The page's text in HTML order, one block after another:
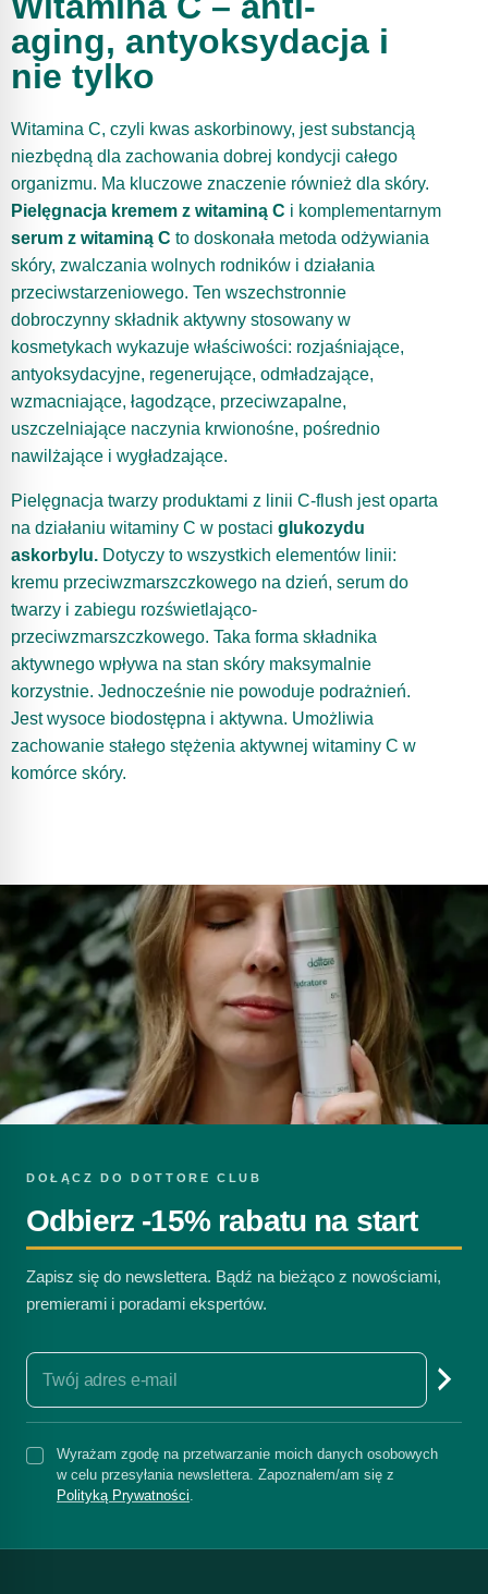
aging, antyoksydacja i
nie tylko
Witamina C, czyli kwas askorbinowy, jest substancją
niezbędną dla zachowania dobrej kondycji całego
organizmu. Ma kluczowe znaczenie również dla skóry.
Pielęgnacja kremem z witaminą C i komplementarnym
serum z witaminą C to doskonała metoda odżywiania
skóry, zwalczania wolnych rodników i działania
przeciwstarzeniowego. Ten wszechstronnie
dobroczynny składnik aktywny stosowany w
kosmetykach wykazuje właściwości: rozjaśniające,
antyoksydacyjne, regenerujące, odmładzające,
wzmacniające, łagodzące, przeciwzapalne,
uszczelniające naczynia krwionośne, pośrednio
nawilżające i wygładzające.
Pielęgnacja twarzy produktami z linii C-flush jest oparta
na działaniu witaminy C w postaci glukozydu
askorbylu. Dotyczy to wszystkich elementów linii:
kremu przeciwzmarszczkowego na dzień, serum do
twarzy i zabiegu rozświetlająco-
przeciwzmarszczkowego. Taka forma składnika
aktywnego wpływa na stan skóry maksymalnie
korzystnie. Jednocześnie nie powoduje podrażnień.
Jest wysoce biodostępna i aktywna. Umożliwia
zachowanie stałego stężenia aktywnej witaminy C w
komórce skóry.
DOŁĄCZ DO DOTTORE CLUB
Odbierz -15% rabatu na start
Zapisz się do newslettera. Bądź na bieżąco z nowościami,
premierami i poradami ekspertów.
Wyrażam zgodę na przetwarzanie moich danych osobowych
w celu przesyłania newslettera. Zapoznałem/am się z
Polityką Prywatności